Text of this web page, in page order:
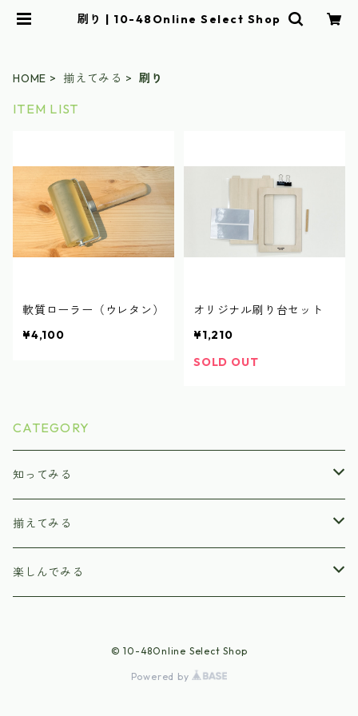
刷り | 10-48Online Select Shop
HOME 揃えてみる 刷り
ITEM LIST
軟質ローラー（ウレタン）
¥4,100
オリジナル刷り台セット
¥1,210
SOLD OUT
CATEGORY
知ってみる
本 / Books
WS講座
揃えてみる
製版
楽しんでみる
© 10-48Online Select Shop
Powered by